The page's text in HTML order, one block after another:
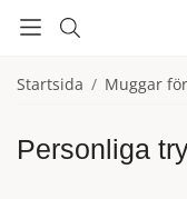
Startsida / Muggar
Personliga